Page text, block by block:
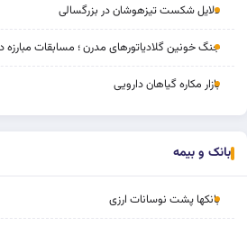
دلایل شکست تیزهوشان در بزرگسالی
جنگ خونین گلادیاتورهای مدرن ؛ مسابقات مبارزه
بازار مکاره گیاهان دارویی
بانک و بیمه
بانکها پشت نوسانات ارزی